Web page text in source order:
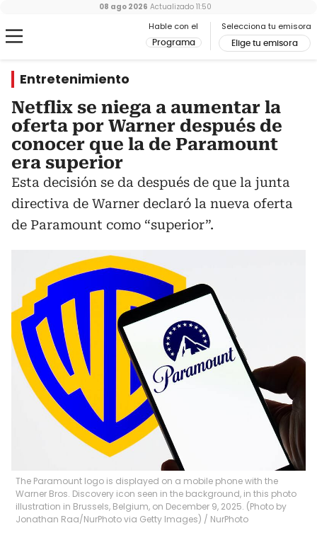
Hable con el
Programa
Selecciona tu emisora
Elige tu emisora
08 ago 2026 Actualizado 11:50
Entretenimiento
Netflix se niega a aumentar la
oferta por Warner después de
conocer que la de Paramount
era superior
Esta decisión se da después de que la junta
directiva de Warner declaró la nueva oferta
de Paramount como “superior”.
The Paramount logo is displayed on a mobile phone with the
Warner Bros. Discovery icon seen in the background, in this photo
illustration in Brussels, Belgium, on December 9, 2025. (Photo by
Jonathan Raa/NurPhoto via Getty Images) / NurPhoto